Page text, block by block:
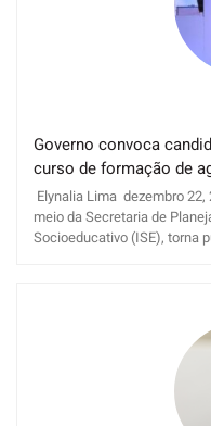
Governo convoca
curso de formação de
Elynalia Lima dezembro 22,
meio da Secretaria de
Socioeducativo (ISE), torna